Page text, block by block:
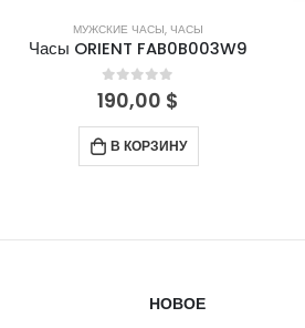
МУЖСКИЕ ЧАСЫ, ЧАСЫ
Часы ORIENT FAB0B003W9
0out of 5
190,00 $
В КОРЗИНУ
НОВОЕ